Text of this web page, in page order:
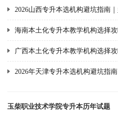
玉柴职业技术学院专升本历年试题